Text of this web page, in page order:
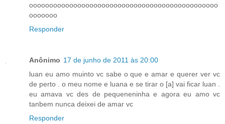
ooooooooooooooooooooooooooooooooooooooooooooooo
ooooooo
Responder
Anônimo 17 de junho de 2011 às 20:00
luan eu amo muinto vc sabe o que e amar e querer ver vc
de perto . o meu nome e luana e se tirar o [a] vai ficar luan .
eu amava vc des de pequeneninha e agora eu amo vc
tanbem nunca deixei de amar vc
Responder